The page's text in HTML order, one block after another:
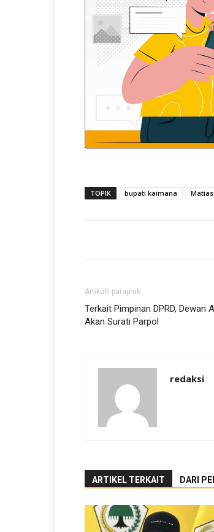
TOPIK bupati kaimana
Artikulli paraprak
Terkait Pimpinan DPRD, Dewan
Akan Surati Parpol
redaksi
ARTIKEL TERKAIT DARI